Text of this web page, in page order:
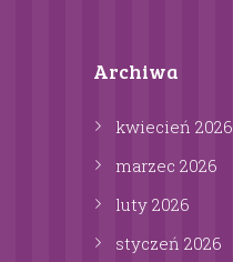
Archiwa
kwiecień 2026
marzec 2026
luty 2026
styczeń 2026